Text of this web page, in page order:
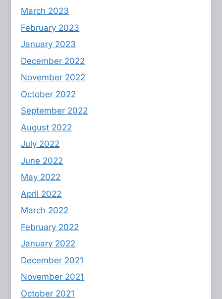
March 2023
February 2023
January 2023
December 2022
November 2022
October 2022
September 2022
August 2022
July 2022
June 2022
May 2022
April 2022
March 2022
February 2022
January 2022
December 2021
November 2021
October 2021